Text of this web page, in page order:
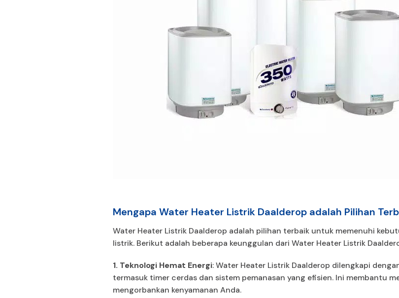
Mengapa Water Heater Listrik Daalderop adalah Pilihan
Water Heater Listrik Daalderop adalah pilihan terbaik untuk memenuhi
listrik. Berikut adalah beberapa keunggulan dari Water Heater Listrik
1. Teknologi Hemat Energi: Water Heater Listrik Daalderop dilengkapi
termasuk timer cerdas dan sistem pemanasan yang efisien. Ini membantu
mengorbankan kenyamanan Anda.